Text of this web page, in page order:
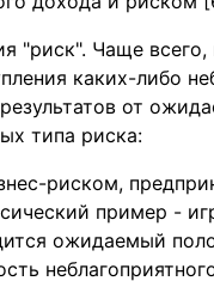
"риск". Чаще всего,
каких-либо
от
типа риска:
риском,
пример -
ожидаемый